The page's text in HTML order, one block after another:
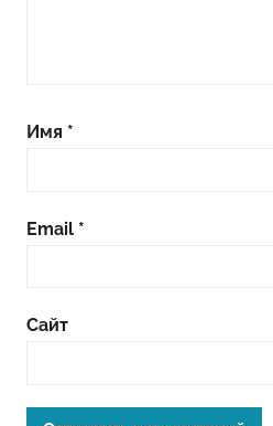
Имя *
Email *
Сайт